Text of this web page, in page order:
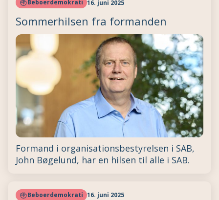
Beboerdemokrati 16. juni 2025
Sommerhilsen fra formanden
Formand i organisationsbestyrelsen i SAB,
John Bøgelund, har en hilsen til alle i SAB.
Beboerdemokrati 16. juni 2025